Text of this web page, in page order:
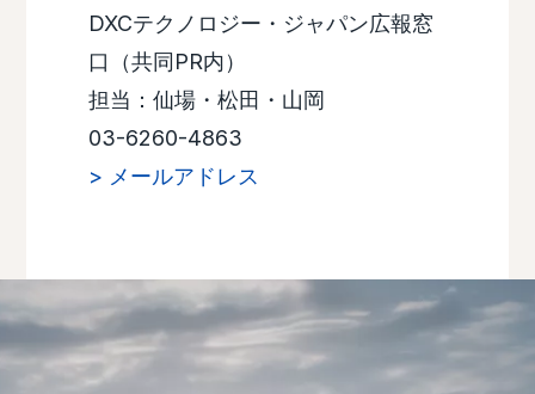
DXCテクノロジー・ジャパン広報窓
口（共同PR内）
担当：仙場・松田・山岡
03-6260-4863
> メールアドレス